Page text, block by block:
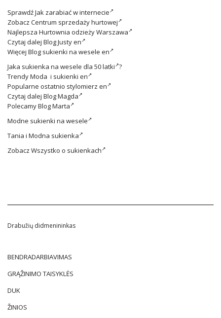
SprawdźJak zarabiać w internecie
Zobacz Centrum sprzedaży hurtowej
Najlepsza Hurtownia odzieży Warszawa
Czytaj dalej Blog Justy en
Więcej Blog sukienki na wesele en
Jaka sukienka na wesele dla 50 latki ?
TrendyModa i sukienki en
Popularne ostatnio stylomierz en
Czytaj dalej Blog Magda
PolecamyBlog Marta
Modne sukienki na wesele
Tania i Modna sukienka
Zobacz Wszystko o sukienkach
Drabužių didmenininkas
BENDRADARBIAVIMAS
GRĄŽINIMO TAISYKLĖS
DUK
ŽINIOS